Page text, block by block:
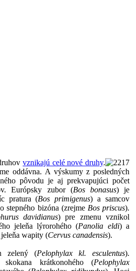
vznikajú celé nové druhy.
oddávna. A výskumy z posledných
pôvodu je aj prekvapujúci počet
Európsky zubor (Bos bonasus) je
pratura (Bos primigenus) a samcov
stepného bizóna (zrejme Bos priscus).
davidianus) pre zmenu vznikol
jeleňa lýrorohého (Panolia eldi) a
wapity (Cervus canadensis).
zelený (Pelophylax kl. esculentus).
skokana krátkonohého (Pelophylax